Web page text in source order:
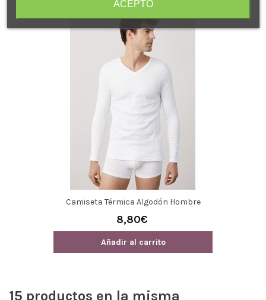
Camiseta Térmica Algodón Hombre
20108 Ysabel Mora
8,80€
Añadir al carrito
15 productos en la misma
ACEPTO